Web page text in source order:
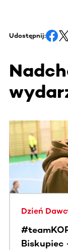
Udostępnij:
Ta sekcja
Dzień
Biskupiec